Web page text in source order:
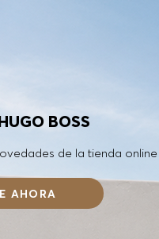
BOSS
de la tienda online
AHORA